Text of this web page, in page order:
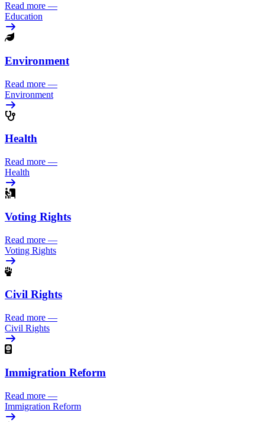
Read more —
Education
Environment
Read more —
Environment
Health
Read more —
Health
Voting Rights
Read more —
Voting Rights
Civil Rights
Read more —
Civil Rights
Immigration Reform
Read more —
Immigration Reform